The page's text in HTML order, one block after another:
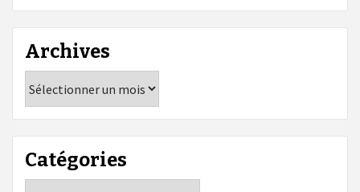
Archives
Catégories